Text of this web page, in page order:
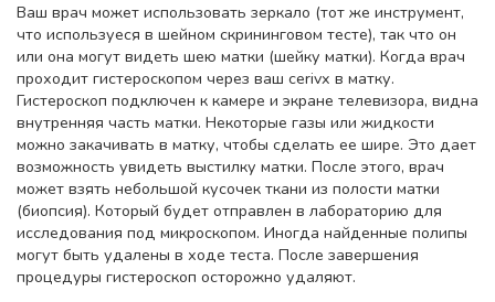
Ваш врач может использовать зеркало (тот же инструмент,
что используеся в шейном скрининговом тесте), так что он
или она могут видеть шею матки (шейку матки). Когда врач
проходит гистероскопом через ваш cerivx в матку.
Гистероскоп подключен к камере и экране телевизора, видна
внутренняя часть матки. Некоторые газы или жидкости
можно закачивать в матку, чтобы сделать ее шире. Это дает
возможность увидеть выстилку матки. После этого, врач
может взять небольшой кусочек ткани из полости матки
(биопсия). Который будет отправлен в лабораторию для
исследования под микроскопом. Иногда найденные полипы
могут быть удалены в ходе теста. После завершения
процедуры гистероскоп осторожно удаляют.